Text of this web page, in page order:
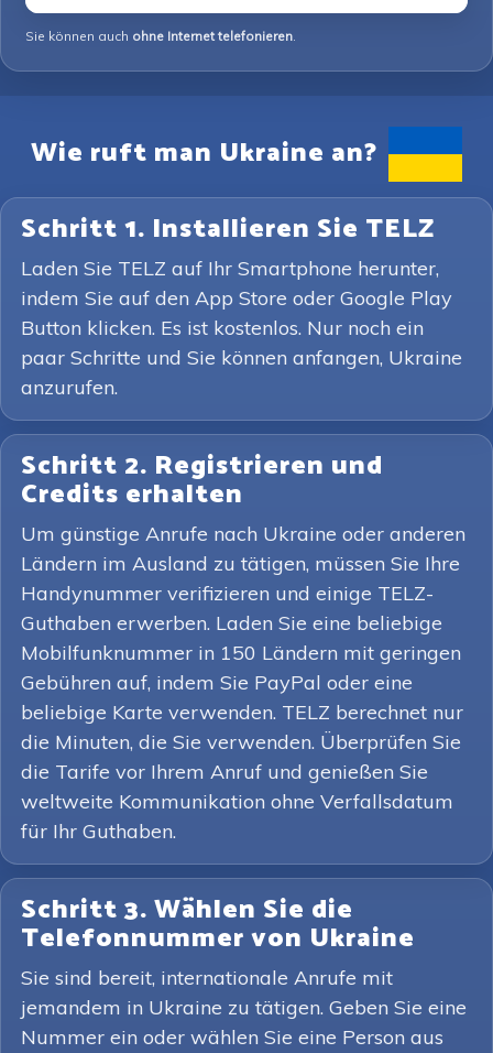
Sie können auch ohne Internet telefonieren.
Wie ruft man Ukraine an?
Schritt 1. Installieren Sie TELZ
Laden Sie TELZ auf Ihr Smartphone herunter,
indem Sie auf den App Store oder Google Play
Button klicken. Es ist kostenlos. Nur noch ein
paar Schritte und Sie können anfangen, Ukraine
anzurufen.
Schritt 2. Registrieren und
Credits erhalten
Um günstige Anrufe nach Ukraine oder anderen
Ländern im Ausland zu tätigen, müssen Sie Ihre
Handynummer verifizieren und einige TELZ-
Guthaben erwerben. Laden Sie eine beliebige
Mobilfunknummer in 150 Ländern mit geringen
Gebühren auf, indem Sie PayPal oder eine
beliebige Karte verwenden. TELZ berechnet nur
die Minuten, die Sie verwenden. Überprüfen Sie
die Tarife vor Ihrem Anruf und genießen Sie
weltweite Kommunikation ohne Verfallsdatum
für Ihr Guthaben.
Schritt 3. Wählen Sie die
Telefonnummer von Ukraine
Sie sind bereit, internationale Anrufe mit
jemandem in Ukraine zu tätigen. Geben Sie eine
Nummer ein oder wählen Sie eine Person aus